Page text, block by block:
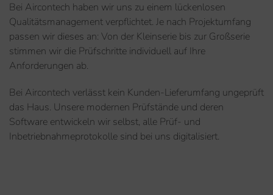
Bei Aircontech haben wir uns zu einem lückenlosen
Qualitätsmanagement verpflichtet. Je nach Projektumfang
passen wir dieses an: Von der Kleinserie bis zur Großserie
stimmen wir die Prüfschritte individuell auf Ihre
Anforderungen ab.
Bei Aircontech verlässt kein Kunden-Lieferumfang ungeprüft
das Haus. Unsere modernen Prüfstände und deren
Software entwickeln wir selbst, alle Prüf- und
Inbetriebnahmeprotokolle sind bei uns digitalisiert.